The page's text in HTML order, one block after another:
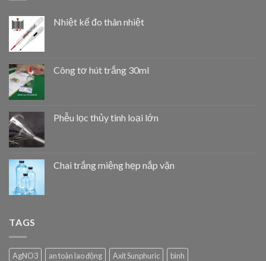
Nhiệt kế đo thân nhiệt
Công tơ hút trắng 30ml
Phễu lọc thủy tinh loại lớn
Chai trắng miệng hẹp nắp vặn
TAGS
AgNO3 an toàn lao động Axit Sunphuric
bình